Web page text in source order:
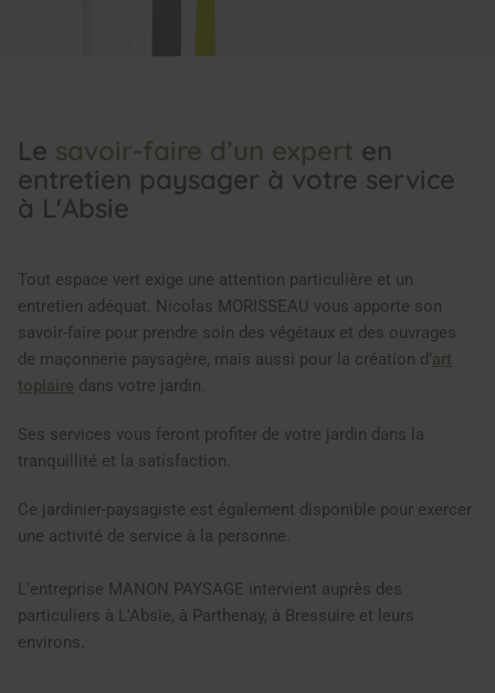
Le savoir-faire d’un expert en
entretien paysager à votre service
à L'Absie
Tout espace vert exige une attention particulière et un
entretien adéquat. Nicolas MORISSEAU vous apporte son
savoir-faire pour prendre soin des végétaux et des ouvrages
de maçonnerie paysagère, mais aussi pour la création d’art
topiaire dans votre jardin.
Ses services vous feront profiter de votre jardin dans la
tranquillité et la satisfaction.
Ce jardinier-paysagiste est également disponible pour exercer
une activité de service à la personne.
L'entreprise MANON PAYSAGE intervient auprès des
particuliers à L'Absie, à Parthenay, à Bressuire et leurs
environs.